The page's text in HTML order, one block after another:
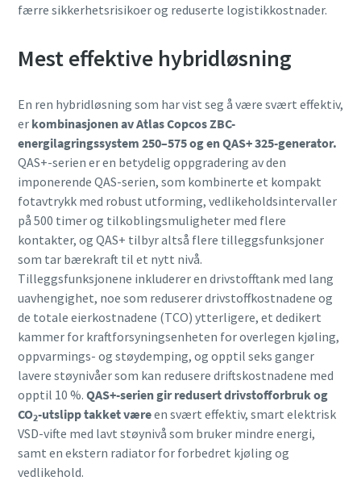
færre sikkerhetsrisikoer og reduserte logistikkostnader.
Mest effektive hybridløsning
En ren hybridløsning som har vist seg å være svært effektiv,
er kombinasjonen av Atlas Copcos ZBC-
energilagringssystem 250–575 og en QAS+ 325-generator.
QAS+-serien er en betydelig oppgradering av den
imponerende QAS-serien, som kombinerte et kompakt
fotavtrykk med robust utforming, vedlikeholdsintervaller
på 500 timer og tilkoblingsmuligheter med flere
kontakter, og QAS+ tilbyr altså flere tilleggsfunksjoner
som tar bærekraft til et nytt nivå.
Tilleggsfunksjonene inkluderer en drivstofftank med lang
uavhengighet, noe som reduserer drivstoffkostnadene og
de totale eierkostnadene (TCO) ytterligere, et dedikert
kammer for kraftforsyningsenheten for overlegen kjøling,
oppvarmings- og støydemping, og opptil seks ganger
lavere støynivåer som kan redusere driftskostnadene med
opptil 10 %. QAS+-serien gir redusert drivstofforbruk og
CO2-utslipp takket væreen svært effektiv, smart elektrisk
VSD-vifte med lavt støynivå som bruker mindre energi,
samt en ekstern radiator for forbedret kjøling og
vedlikehold.